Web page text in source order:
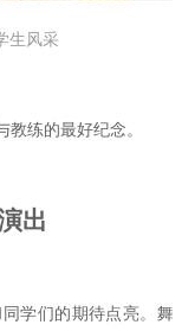
生风采
练的最好纪念。
出
学们的期待点亮。舞